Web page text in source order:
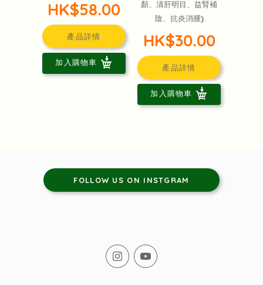
HK$58.00
產品詳情
加入購物車
顏、清肝明目、益腎補
陰、抗炎消腫)
HK$30.00
產品詳情
加入購物車
FOLLOW US ON INSTGRAM